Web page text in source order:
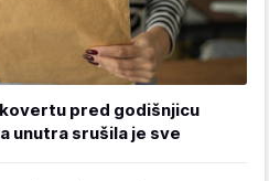
pred godišnjicu
unutra srušila je sve